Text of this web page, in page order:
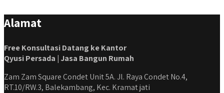
Alamat
Free Konsultasi Datang ke Kantor
Qyusi Persada | Jasa Bangun Rumah
Zam Zam Square Condet Unit 5A. Jl. Raya Condet No.4,
RT.10/RW.3, Balekambang, Kec. Kramat jati